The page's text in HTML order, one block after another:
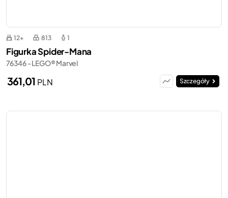
12+ 813 1
Figurka Spider-Mana
76346 - LEGO® Marvel
361,01 PLN Szczegóły